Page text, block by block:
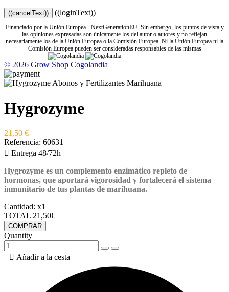
((cancelText)) ((loginText))
Financiado por la Unión Europea - NextGenerationEU. Sin embargo, los puntos de vista y
las opiniones expresadas son únicamente los del autor o autores y no reflejan
necesariamente los de la Unión Europea o la Comisión Europea. Ni la Unión Europea ni la
Comisión Europea pueden ser consideradas responsables de las mismas
© 2026 Grow Shop Cogolandia
Hygrozyme
21,50 €
Referencia: 60631
 Entrega 48/72h
Hygrozyme es un complemento enzimático repleto de
hormonas, que aportará vigorosidad y fortalecerá el sistema
inmunitario de tus plantas de marihuana.
Cantidad: x1
TOTAL 21,50€
COMPRAR
Quantity
 Añadir a la cesta